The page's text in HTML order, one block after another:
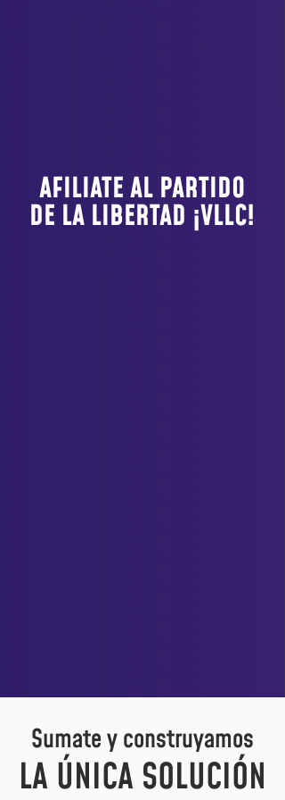
AFILIATE AL PARTIDO
DE LA LIBERTAD ¡VLLC!
Sumate y construyamos
LA ÚNICA SOLUCIÓN